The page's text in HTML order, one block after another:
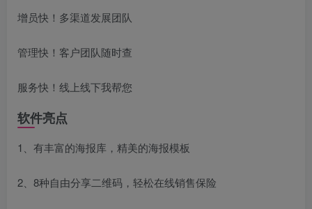
增员快！多渠道发展团队
管理快！客户团队随时查
服务快！线上线下我帮您
软件亮点
1、有丰富的海报库，精美的海报模板
2、8种自由分享二维码，轻松在线销售保险